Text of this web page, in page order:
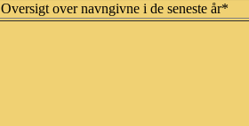
Oversigt over navngivne i de seneste år*